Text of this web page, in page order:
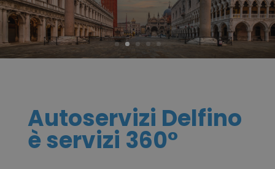
Autoservizi Delfino
è servizi 360°